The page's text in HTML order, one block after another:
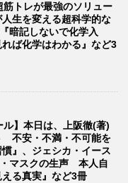
トレが最強のソリュー
生を変える超科学的な
暗記しないで化学入
ば化学はわかる』など3
ル】本日は、上阪徹(著)
不安・不満・不可能を
』、ジェシカ・イース
・マスクの生声 本人自
る真実』など3冊